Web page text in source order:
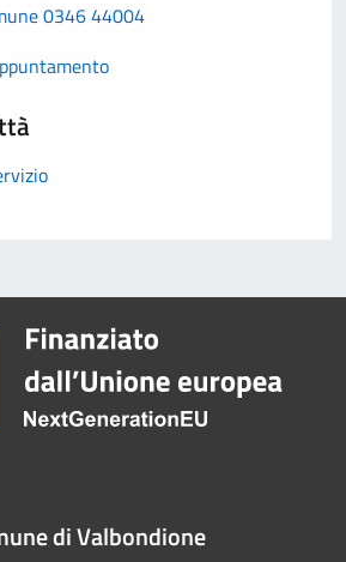
0346 44004
di Valbondione